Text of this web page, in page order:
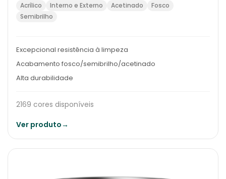
Acrílico Interno e Externo Acetinado
Fosco
Semibrilho
Excepcional resistência à limpeza
Acabamento fosco/semibrilho/acetinado
Alta durabilidade
2169 cores disponíveis
Ver produto→